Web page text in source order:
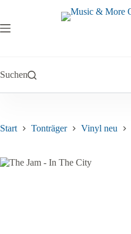
springen
Suchen
Start Tonträger Vinyl neu